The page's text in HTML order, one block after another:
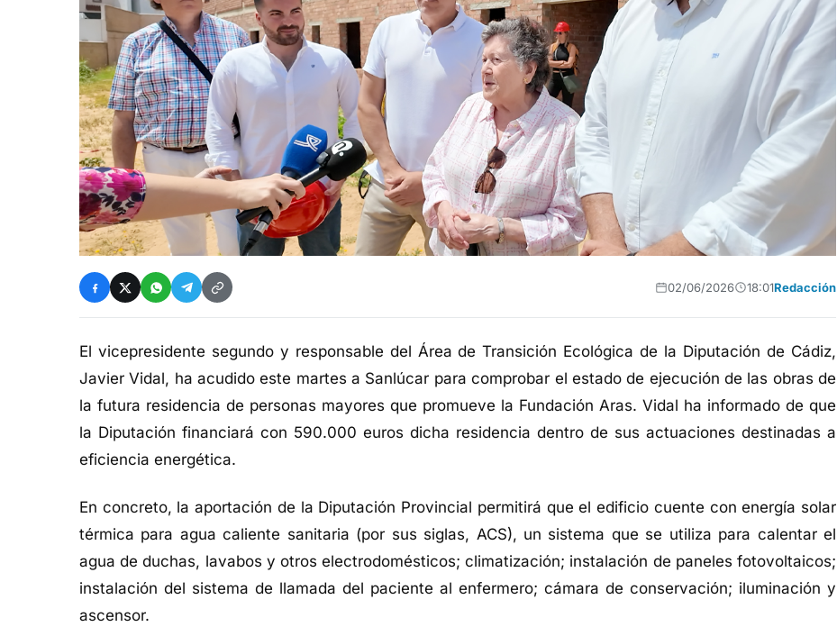
02/06/2026 18:01Redacción
El vicepresidente segundo y responsable del Área de Transición Ecológica de la Diputación de Cádiz,
Javier Vidal, ha acudido este martes a Sanlúcar para comprobar el estado de ejecución de las obras de
la futura residencia de personas mayores que promueve la Fundación Aras. Vidal ha informado de que
la Diputación financiará con 590.000 euros dicha residencia dentro de sus actuaciones destinadas a
eficiencia energética.
En concreto, la aportación de la Diputación Provincial permitirá que el edificio cuente con energía solar
térmica para agua caliente sanitaria (por sus siglas, ACS), un sistema que se utiliza para calentar el
agua de duchas, lavabos y otros electrodomésticos; climatización; instalación de paneles fotovoltaicos;
instalación del sistema de llamada del paciente al enfermero; cámara de conservación; iluminación y
ascensor.